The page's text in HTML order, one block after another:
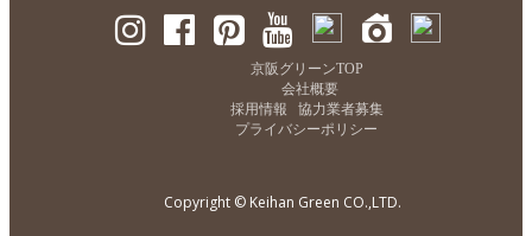
京阪グリーンTOP
会社概要
採用情報
協力業者募集
プライバシーポリシー
Copyright © Keihan Green CO.,LTD.